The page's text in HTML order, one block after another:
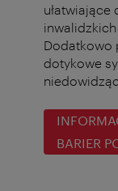
Dodatkowo
dotykowe
BARIER